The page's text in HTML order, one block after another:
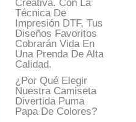
Creativa. Con La
Técnica De
Impresión DTF, Tus
Diseños Favoritos
Cobrarán Vida En
Una Prenda De Alta
Calidad.
¿Por Qué Elegir
Nuestra Camiseta
Divertida Puma
Papa De Colores?